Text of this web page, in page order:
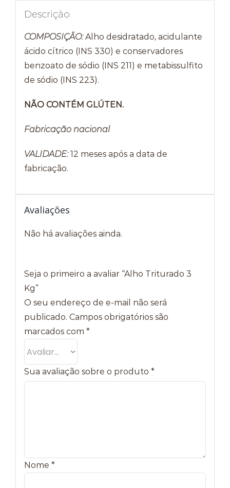
Descrição
COMPOSIÇÃO:Alho desidratado, acidulante
ácido cítrico (INS 330) e conservadores
benzoato de sódio (INS 211) e metabissulfito
de sódio (INS 223).
NÃO CONTÉM GLÚTEN.
Fabricação nacional
VALIDADE:12 meses após a data de
fabricação.
Avaliações
Não há avaliações ainda.
Seja o primeiro a avaliar “Alho Triturado 3
Kg”
O seu endereço de e-mail não será
publicado. Campos obrigatórios são
marcados com *
Sua avaliação sobre o produto *
Nome *